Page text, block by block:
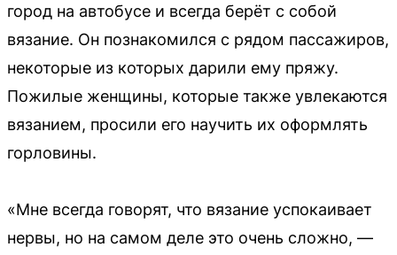
город на автобусе и всегда берёт с собой
вязание. Он познакомился с рядом пассажиров,
некоторые из которых дарили ему пряжу.
Пожилые женщины, которые также увлекаются
вязанием, просили его научить их оформлять
горловины.
«Мне всегда говорят, что вязание успокаивает
нервы, но на самом деле это очень сложно, —